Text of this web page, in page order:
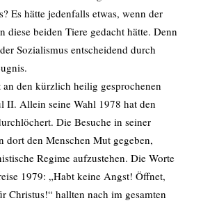
Es hätte jedenfalls etwas, wenn der
diese beiden Tiere gedacht hätte. Denn
Sozialismus entscheidend durch
den kürzlich heilig gesprochenen
II. Allein seine Wahl 1978 hat den
Die Besuche in seiner
dort den Menschen Mut gegeben,
Regime aufzustehen. Die Worte
1979: „Habt keine Angst! Öffnet,
Christus!“ hallten nach im gesamten